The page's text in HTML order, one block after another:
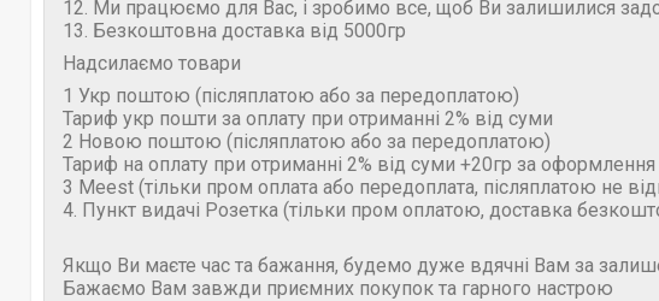
12. Ми працюємо для Вас, і зробимо все, щоб Ви залишилися
13. Безкоштовна доставка від 5000гр
Надсилаємо товари
1 Укр поштою (пiсляплатою або за передоплатою)
Тариф укр пошти за оплату при отриманні 2% від суми
2 Новою поштою (пiсляплатою або за передоплатою)
Тариф на оплату при отриманні 2% від суми +20гр за оформлення
3 Meest (тільки пром оплата або передоплата, післяплатою не
4. Пункт видачі Розетка (тільки пром оплатою, доставка
Якщо Ви маєте час та бажання, будемо дуже вдячні Вам за
Бажаємо Вам завжди приємних покупок та гарного настрою